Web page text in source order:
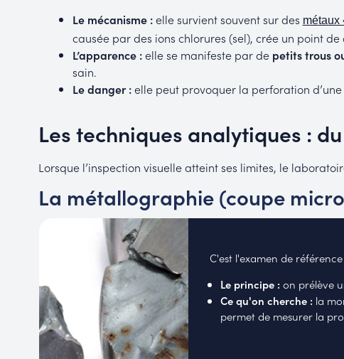
Le mécanisme :elle survient souvent sur des métaux
causée par des ions chlorures (sel), crée un point
L’apparence :elle se manifeste par de petits trous
sain.
Le danger :elle peut provoquer la perforation
Les techniques analytiques :
Lorsque l’inspection visuelle atteint ses limites, le
La métallographie (coupe
C'est l'examen de
Le principe : on prélève
Ce qu'on cherche : la
permet de mesurer la